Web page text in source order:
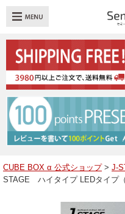
：透明扉 引き出し LED
へ戻る
品一覧
ューブボックスαレイアウト例
CUBE BOX α 公式ショップ> J-
STAGE ハイタイプ LEDタイプ